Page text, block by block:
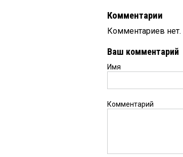
Комментарии
Комментариев нет.
Ваш комментарий
Имя
Комментарий